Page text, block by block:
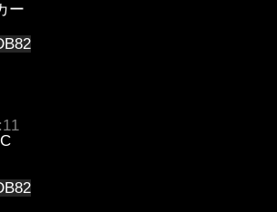
ー